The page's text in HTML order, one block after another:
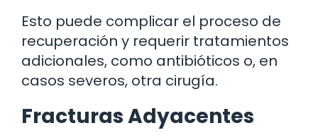
Esto puede complicar el proceso de
recuperación y requerir tratamientos
adicionales, como antibióticos o, en
casos severos, otra cirugía.
Fracturas Adyacentes